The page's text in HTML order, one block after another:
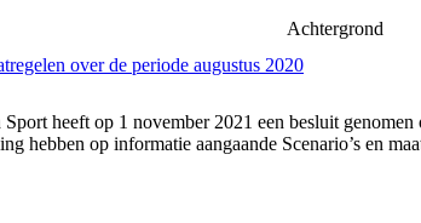
Achtergrond
over de periode augustus 2020
heeft op 1 november 2021 een besluit
hebben op informatie aangaande Scenario’s en